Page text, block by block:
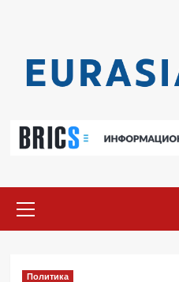
меню
Политика